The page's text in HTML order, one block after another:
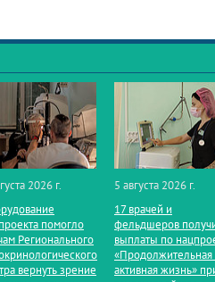
2026 г.
помогло
Регионального
вернуть зрение
5 августа 2026 г.
17 врачей и
фельдшеров
выплаты по
«Продолжительная
активная жизнь»